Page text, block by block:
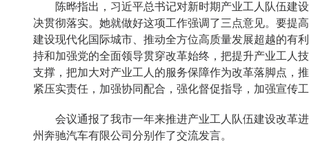
陈晔指出，习近平总书记对新时期产业工人队伍建设
决贯彻落实。她就做好这项工作强调了三点意见。要提
建设现代化国际城市、推动全方位高质量发展超越的有
持和加强党的全面领导贯穿改革始终，把提升产业工人
支撑，把加大对产业工人的服务保障作为改革落脚点，
紧压实责任，加强协同配合，强化督促指导，加强宣传
会议通报了我市一年来推进产业工人队伍建设改革进
州奔驰汽车有限公司分别作了交流发言。